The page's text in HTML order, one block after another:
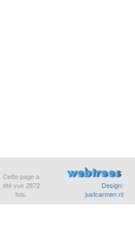
Cette page a
été vue2872
fois.
Design:
justcarmen.nl